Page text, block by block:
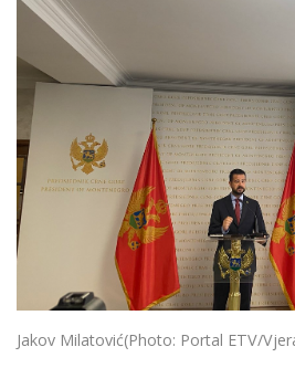
Jakov Milatović(Photo: Portal ETV/